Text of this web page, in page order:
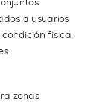
a usuarios
física,
zonas